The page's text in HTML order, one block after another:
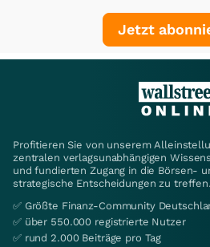
Jetzt
Profitieren Sie von unserem
zentralen verlagsunabhängigen
und fundierten Zugang in die Börsen-
strategische Entscheidungen zu treffen.
✅ Größte Finanz-Community
✅ über 550.000 registrierte Nutzer
✅ rund 2.000 Beiträge pro Tag